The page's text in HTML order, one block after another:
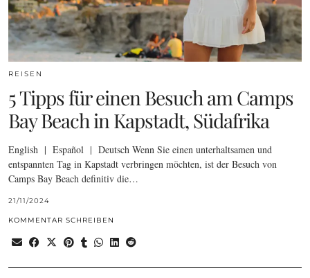
REISEN
5 Tipps für einen Besuch am Camps
Bay Beach in Kapstadt, Südafrika
English | Español | Deutsch Wenn Sie einen unterhaltsamen und
entspannten Tag in Kapstadt verbringen möchten, ist der Besuch von
Camps Bay Beach definitiv die…
21/11/2024
KOMMENTAR SCHREIBEN